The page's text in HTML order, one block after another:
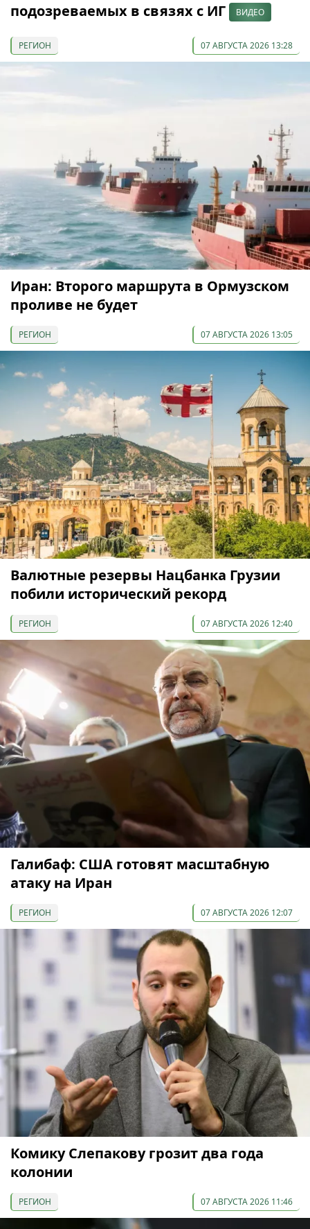
подозреваемых в связях с ИГ
ВИДЕО
РЕГИОН 07 АВГУСТА 2026 13:28
Иран: Второго маршрута в Ормузском
проливе не будет
РЕГИОН 07 АВГУСТА 2026 13:05
Валютные резервы Нацбанка Грузии
побили исторический рекорд
РЕГИОН 07 АВГУСТА 2026 12:40
Галибаф: США готовят масштабную
атаку на Иран
РЕГИОН 07 АВГУСТА 2026 12:07
Комику Слепакову грозит два года
колонии
РЕГИОН 07 АВГУСТА 2026 11:46